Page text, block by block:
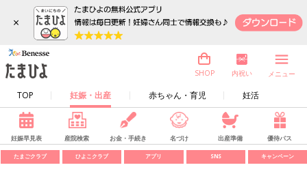
×
TOP 妊娠・出産 赤ちゃん・育児 妊活
SHOP 内祝い メニュー
妊娠早見表 産院検索 お金・手続き 名づけ 出産準備 優待パス
たまごクラブ ひよこクラブ アプリ SNS キャンペーン